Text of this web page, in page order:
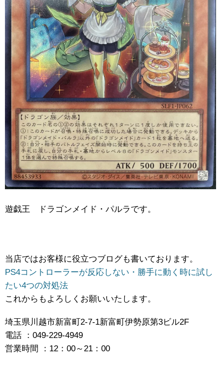
遊戯王 ドラゴンメイド・パルラです。
当店ではお客様に役立つブログも書いております。
PS4コントローラーが反応しない・勝手に動く時に試し
たい4つの対処法
これからもよろしくお願いいたします。
埼玉県川越市新富町2-7-1新富町伊勢原第3ビル2F
電話 ：049-229-4949
営業時間 ：12：00～21：00